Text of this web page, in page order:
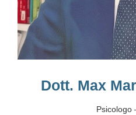
Dott. Max
Psicologo